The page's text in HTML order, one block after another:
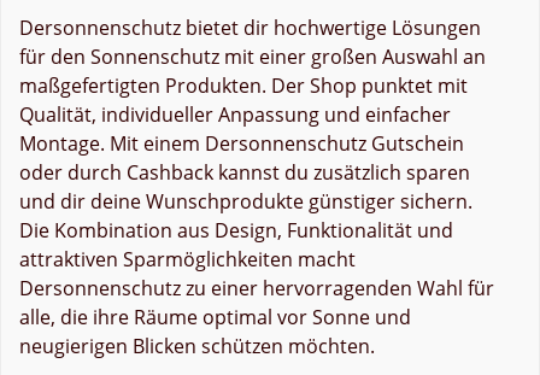
Dersonnenschutz bietet dir hochwertige Lösungen
für den Sonnenschutz mit einer großen Auswahl an
maßgefertigten Produkten. Der Shop punktet mit
Qualität, individueller Anpassung und einfacher
Montage. Mit einem Dersonnenschutz Gutschein
oder durch Cashback kannst du zusätzlich sparen
und dir deine Wunschprodukte günstiger sichern.
Die Kombination aus Design, Funktionalität und
attraktiven Sparmöglichkeiten macht
Dersonnenschutz zu einer hervorragenden Wahl für
alle, die ihre Räume optimal vor Sonne und
neugierigen Blicken schützen möchten.